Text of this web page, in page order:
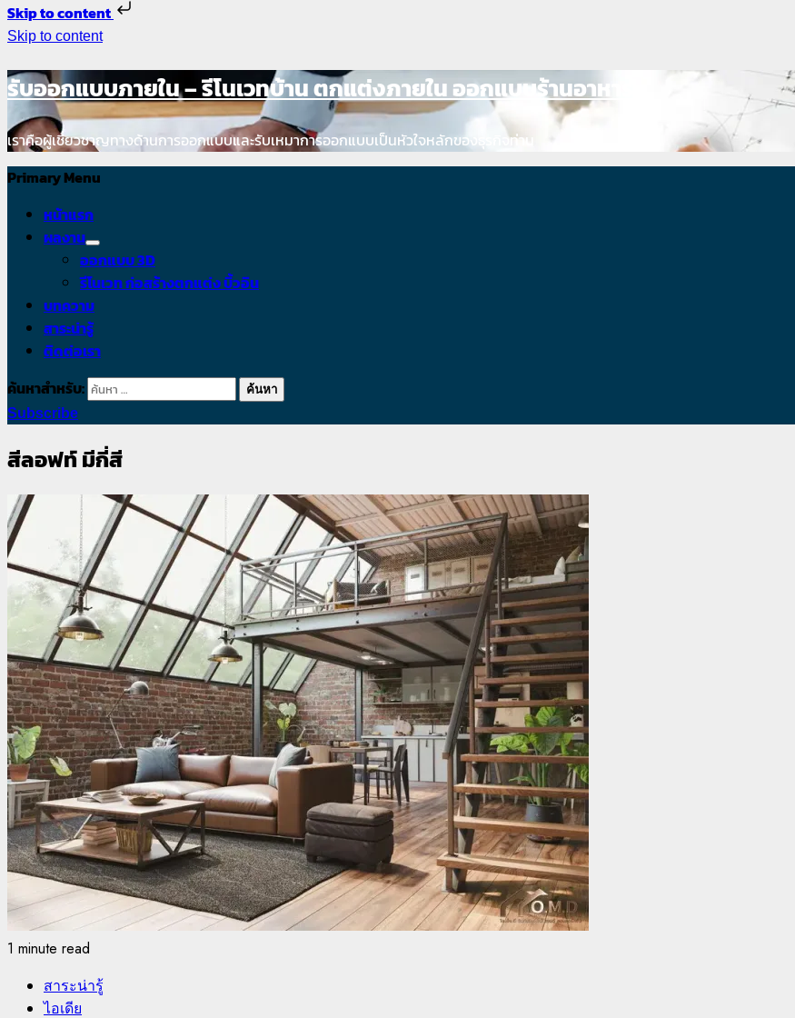
Skip to content
Skip to content
รับออกแบบภายใน – รีโนเวทบ้าน ตกแต่งภายใน ออกแบบร้านอาหาร
เราคือผู้เชี่ยวชาญทางด้านการออกแบบและรับเหมาการออกแบบเป็นหัวใจหลักของธุรกิจท่าน
Primary Menu
หน้าแรก
ผลงาน
ออกแบบ 3D
รีโนเวท ก่อสร้างตกแต่ง บิ้วอิน
บทความ
สาระน่ารู้
ติดต่อเรา
ค้นหาสำหรับ:
Subscribe
สีลอฟท์ มีกี่สี
1 minute read
สาระน่ารู้
ไอเดีย